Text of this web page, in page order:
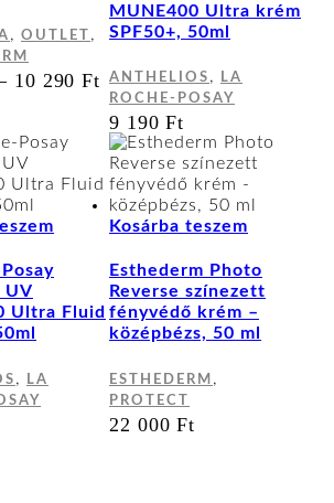
A
a
termékoldalon
választhatók
, OUTLET ,
10 290Ft ÁRTARTOMÁNY:
5
145 FT
10
290 FT
MUNE400 Ultra krém
SPF50+, 50ml
ANTHELIOS ,
LA
ROCHE-POSAY
9 190Ft
UV
Ultra Fluid
,
LA
Kosárba teszem
Esthederm Photo
Reverse színezett
fényvédő krém –
középbézs, 50 ml
ESTHEDERM ,
PROTECT
22 000Ft